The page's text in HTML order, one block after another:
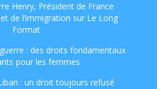
Henry, Président de France
de l’immigration sur Le Long
Format
: des droits fondamentaux
pour les femmes
: un droit toujours refusé